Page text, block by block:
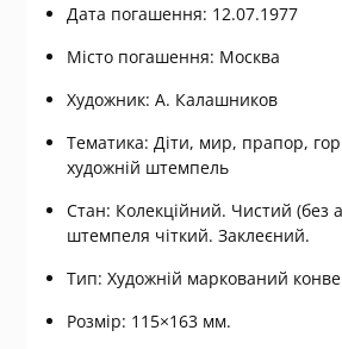
Дата погашення: 12.07.1977
Місто погашення: Москва
Художник: А. Калашников
Тематика: Діти, мир, прапор,
художній штемпель
Стан: Колекційний. Чистий (без
штемпеля чіткий. Заклеєний.
Тип: Художній маркований
Розмір: 115×163 мм.